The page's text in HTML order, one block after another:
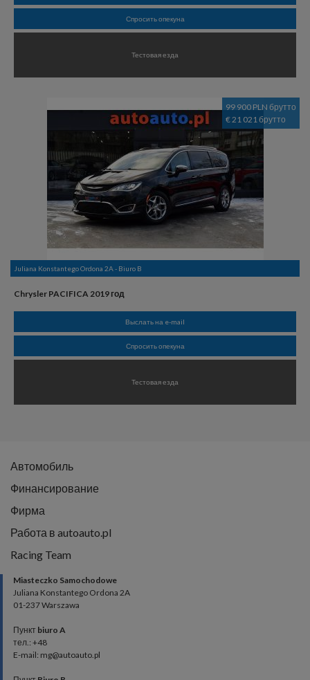
Спросить опекуна
Тестовая езда
99 900 PLN брутто
€ 21 021 брутто
Juliana Konstantego Ordona 2A - Biuro B
Chrysler PACIFICA 2019 год
Выслать на e-mail
Спросить опекуна
Тестовая езда
Автомобиль
Финансирование
Фирма
Работа в autoauto.pl
Racing Team
Miasteczko Samochodowe
Juliana Konstantego Ordona 2A
01-237 Warszawa
Пункт biuro A
тел.: +48
E-mail: mg@autoauto.pl